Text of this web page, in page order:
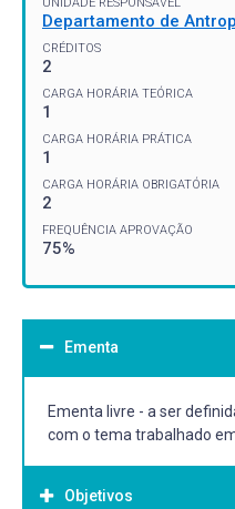
Departamento de
CRÉDITOS
2
CARGA HORÁRIA TEÓRICA
1
CARGA HORÁRIA PRÁTICA
1
CARGA HORÁRIA OBRIGATÓRIA
2
FREQUÊNCIA APROVAÇÃO
75%
Ementa
Ementa livre - a ser
com o tema trabalhado
Objetivos